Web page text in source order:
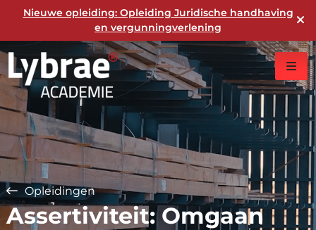
Nieuwe opleiding: Opleiding Juridische handhaving
en vergunningverlening
Opleidingen
Assertiviteit: Omgaan